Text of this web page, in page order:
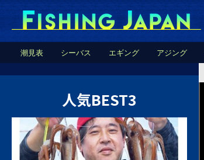
潮見表 シーバス エギング アジング
人気BEST3